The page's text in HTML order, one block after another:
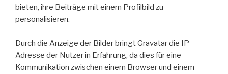
bieten, ihre Beiträge mit einem Profilbild zu
personalisieren.
Durch die Anzeige der Bilder bringt Gravatar die IP-
Adresse der Nutzer in Erfahrung, da dies für eine
Kommunikation zwischen einem Browser und einem